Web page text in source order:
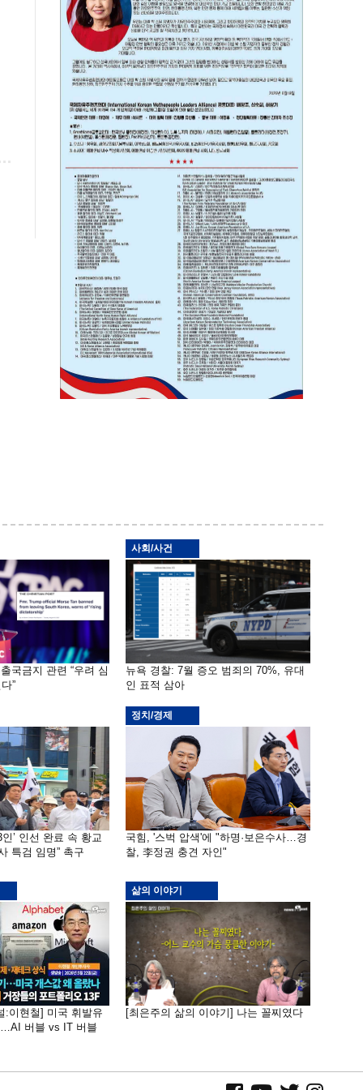
국금지 관련 “우려 심
”
사회/사건
뉴욕 경찰: 7월 증오 범죄의 70%, 유대
인 표적 삼아
’ 인선 완료 속 황교
특검 임명” 촉구
정치/경제
국힘, '스벅 압색'에 "하명·보은수사…경
찰, 李정권 충견 자인"
:이현철] 미국 휘발유
버블 vs IT 버블
삶의 이야기
[최은주의 삶의 이야기] 나는 꼴찌였다